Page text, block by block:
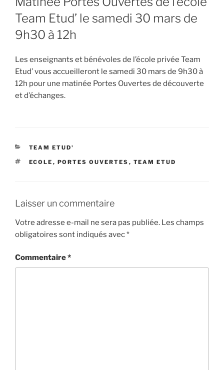
Team Etud’ le samedi 30 mars de
9h30 à 12h
Les enseignants et bénévoles de l’école privée Team
Etud’ vous accueilleront le samedi 30 mars de 9h30 à
12h pour une matinée Portes Ouvertes de découverte
et d’échanges.
CATÉGORIES
TEAM ETUD'
ÉTIQUETTES
ECOLE , PORTES OUVERTES , TEAM ETUD
Laisser un commentaire
Votre adresse e-mail ne sera pas publiée. Les champs
obligatoires sont indiqués avec*
Commentaire*